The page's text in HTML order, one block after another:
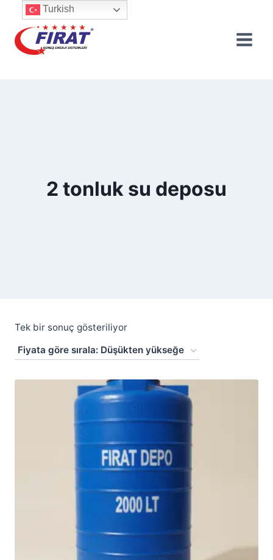
content
2 tonluk su deposu
Tek bir sonuç gösteriliyor
Turkish